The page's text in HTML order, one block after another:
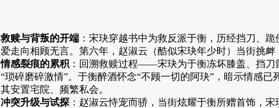
救赎与背叛的开端 ：宋玦穿越书中为救反派于衡，历经挡刀、
爱走向相顾无言。第六年，赵淑云（酷似宋玦年少时）当街挑
情感裂痕的累积 ：回溯救赎过程——宋玦为于衡冻坏膝盖、挡刀
“琐碎磨碎激情”。于衡醉酒怀念“不顾一切的阿玦”，暗示情感
其安置宅院、频繁私会。
冲突升级与试探 ：赵淑云恃宠而骄，当街炫耀于衡所赠首饰，